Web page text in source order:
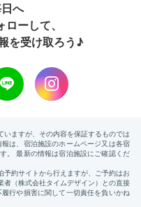
へ
ーして、
を受け取ろう♪